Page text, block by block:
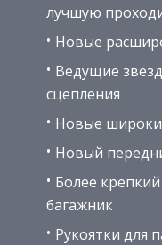
лучшую
Новые
Ведущие
сцепления
Новые
Новый
Более
багажник
Рукоятки для